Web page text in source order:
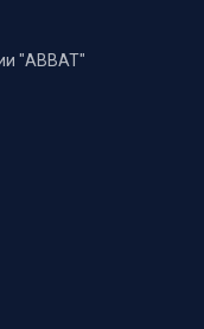
"АВВАТ"